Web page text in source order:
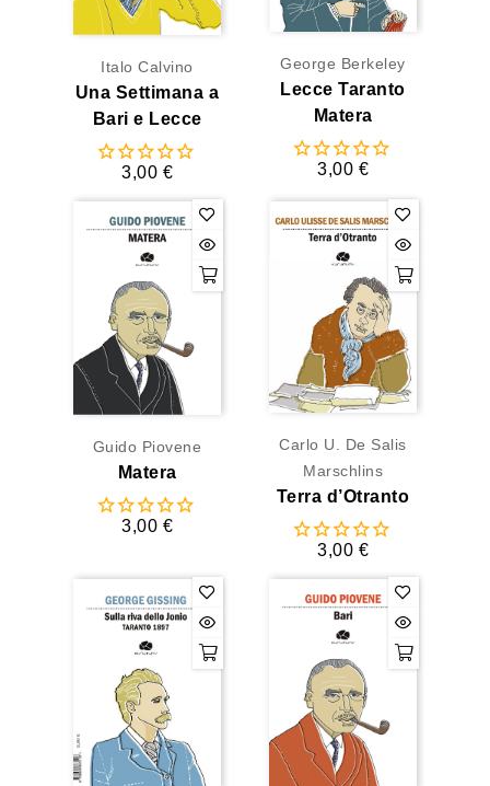
Italo Calvino
Una Settimana a
Bari e Lecce
3,00 €
George Berkeley
Lecce Taranto
Matera
3,00 €
Guido Piovene
Matera
3,00 €
Carlo U. De Salis
Marschlins
Terra d’Otranto
3,00 €